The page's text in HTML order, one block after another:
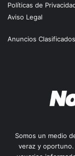
Políticas de
Aviso Legal
Anuncios Clasificados
Somos un medio
veraz y